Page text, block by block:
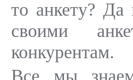
то анкету?
своими
конкурентам.
Все мы